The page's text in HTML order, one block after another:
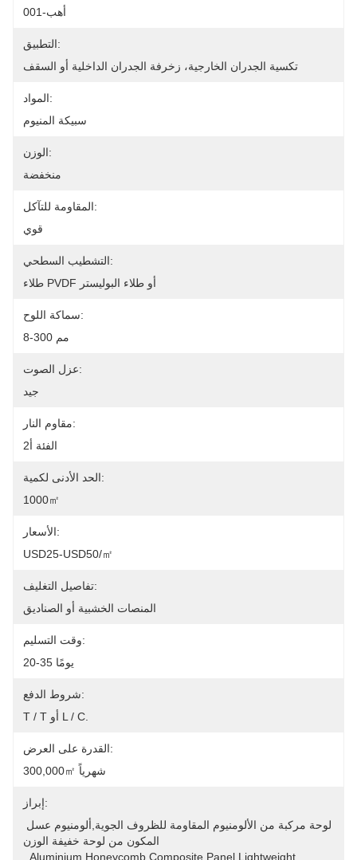
أهب-001
التطبيق:
تكسية الجدران الخارجية، زخرفة الجدران الداخلية أو السقف
المواد:
سبيكة المنيوم
الوزن:
منخفضة
المقاومة للتآكل:
قوي
التشطيب السطحي:
طلاء PVDF أو طلاء البوليستر
سماكة اللوح:
8-300 مم
عزل الصوت:
جيد
مقاوم النار:
الفئة أ2
الحد الأدنى لكمية:
1000㎡
الأسعار:
USD25-USD50/㎡
تفاصيل التغليف:
المنصات الخشبية أو الصناديق
وقت التسليم:
20-35 يومًا
شروط الدفع:
T / T أو L / C.
القدرة على العرض:
300,000㎡ شهرياً
إبراز:
المكون من لوحة خفيفة الوزن
Aluminium Honeycomb Composite Panel Lightweight